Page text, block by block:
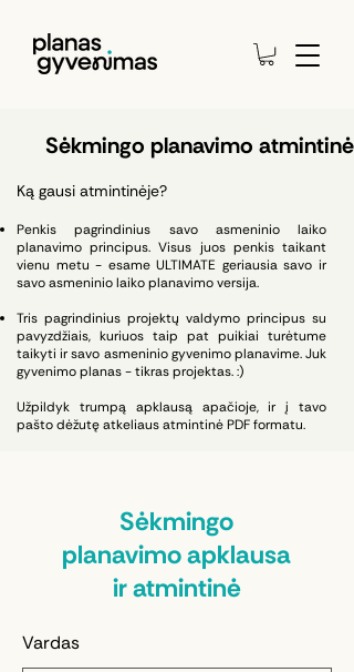
Sėkmingo planavimo atmintinė
Ką gausi atmintinėje?
Penkis pagrindinius savo asmeninio laiko
planavimo principus. Visus juos penkis taikant
vienu metu - esame ULTIMATE geriausia savo ir
savo asmeninio laiko planavimo versija.
Tris pagrindinius projektų valdymo principus su
pavyzdžiais, kuriuos taip pat puikiai turėtume
taikyti ir savo asmeninio gyvenimo planavime. Juk
gyvenimo planas - tikras projektas. :)
Užpildyk trumpą apklausą apačioje, ir į tavo
pašto dėžutę atkeliaus atmintinė PDF formatu.
Sėkmingo
planavimo apklausa
ir atmintinė
Vardas